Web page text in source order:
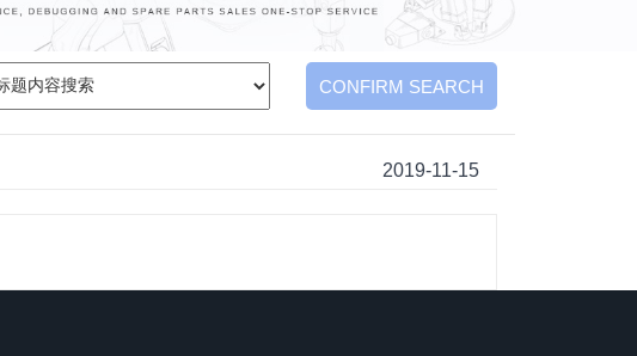
2019-11-15